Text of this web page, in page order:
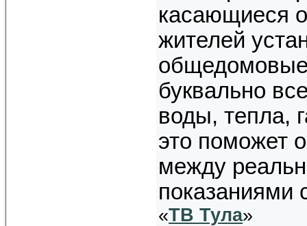
касающиеся
жителей
буквально
воды, тепла,
это поможет
между
показаниями
«ТВ Тула»